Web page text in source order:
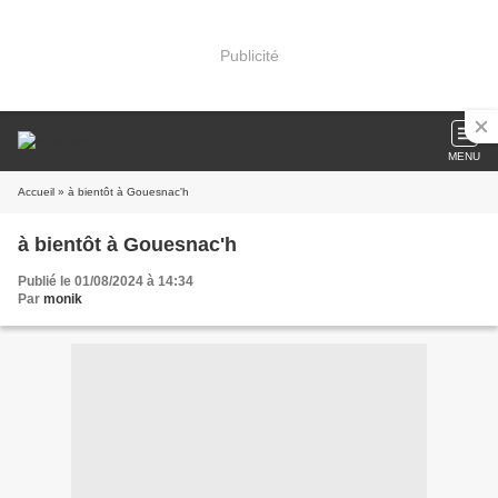
Publicité
MENU
Accueil » à bientôt à Gouesnac'h
à bientôt à Gouesnac'h
Publié le 01/08/2024 à 14:34
Par monik